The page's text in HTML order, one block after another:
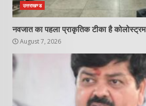
उत्तराखण्ड
नवजात का पहला प्राकृतिक टीका है कोलोस्ट्रम
August 7, 2026